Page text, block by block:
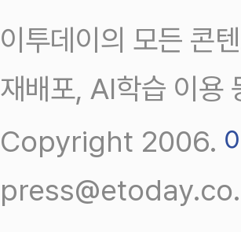
이투데이의 모든 콘
재배포, AI학습 이용
Copyright 2006.